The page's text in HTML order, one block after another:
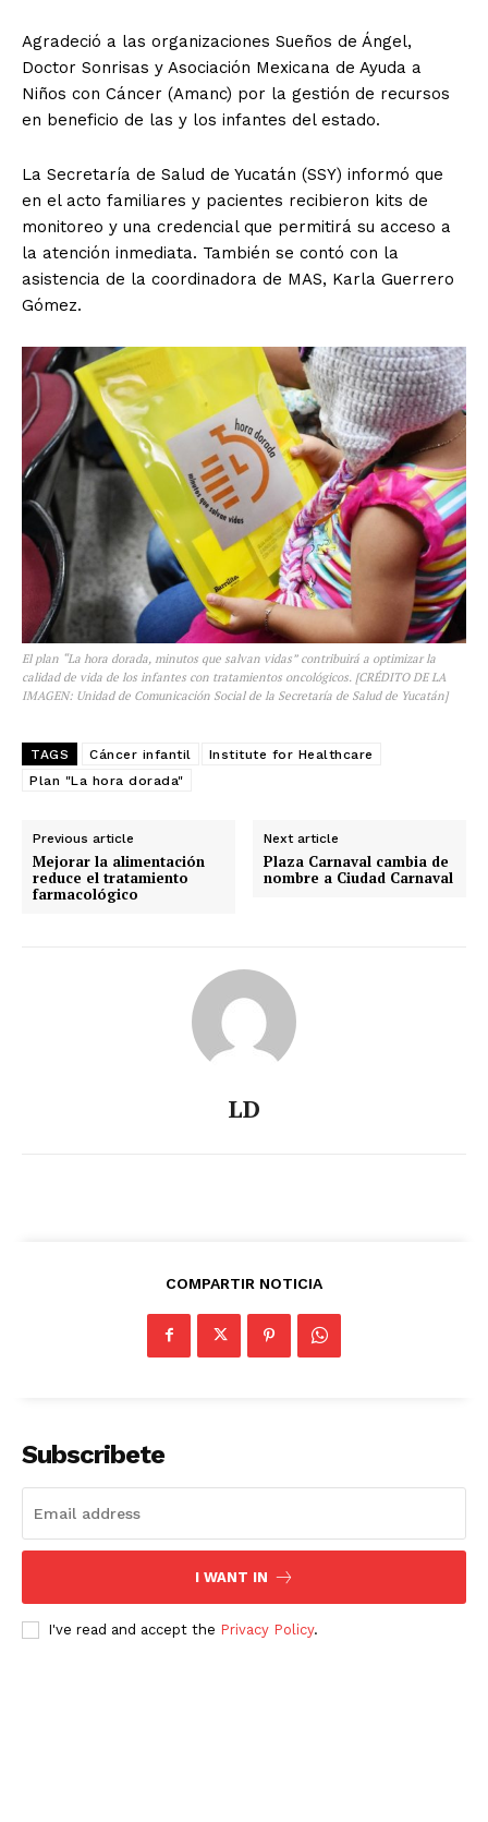
Agradeció a las organizaciones Sueños de Ángel,
Doctor Sonrisas y Asociación Mexicana de Ayuda a
Niños con Cáncer (Amanc) por la gestión de recursos
en beneficio de las y los infantes del estado.
La Secretaría de Salud de Yucatán (SSY) informó que
en el acto familiares y pacientes recibieron kits de
monitoreo y una credencial que permitirá su acceso a
la atención inmediata. También se contó con la
asistencia de la coordinadora de MAS, Karla Guerrero
Gómez.
El plan “La hora dorada, minutos que salvan vidas” contribuirá a optimizar la
calidad de vida de los infantes con tratamientos oncológicos. [CRÉDITO DE LA
IMAGEN: Unidad de Comunicación Social de la Secretaría de Salud de Yucatán]
TAGS Cáncer infantil
Institute for Healthcare
Plan "La hora dorada"
Previous article
Mejorar la alimentación
reduce el tratamiento
farmacológico
Next article
Plaza Carnaval cambia de
nombre a Ciudad Carnaval
LD
COMPARTIR NOTICIA
Subscribete
I WANT IN
I've read and accept the Privacy Policy.